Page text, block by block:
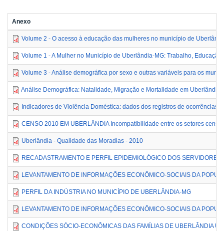
Anexo
Volume 2 - O acesso à educação das mulheres no município de
Volume 1 - A Mulher no Município de Uberlândia-MG: Trabalho,
Volume 3 - Análise demográfica por sexo e outras variáveis para os
Análise Demográfica: Natalidade, Migração e Mortalidade em Uberlândia-
Indicadores de Violência Doméstica: dados dos registros de ocorrências
CENSO 2010 EM UBERLÂNDIA Incompatibilidade entre os setores
Uberlândia - Qualidade das Moradias - 2010
RECADASTRAMENTO E PERFIL EPIDEMIOLÓGICO DOS
LEVANTAMENTO DE INFORMAÇÕES ECONÔMICO-SOCIAIS DA
PERFIL DA INDÚSTRIA NO MUNICÍPIO DE UBERLÂNDIA-MG
LEVANTAMENTO DE INFORMAÇÕES ECONÔMICO-SOCIAIS DA
CONDIÇÕES SÓCIO-ECONÔMICAS DAS FAMÍLIAS DE UBERLÂNDIA